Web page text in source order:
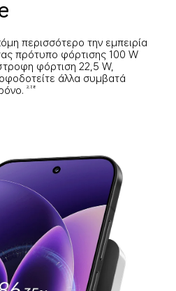
περισσότερο την εμπειρία
πρότυπο φόρτισης 100 W
φόρτιση 22,5 W,
άλλα συμβατά
2,7,8